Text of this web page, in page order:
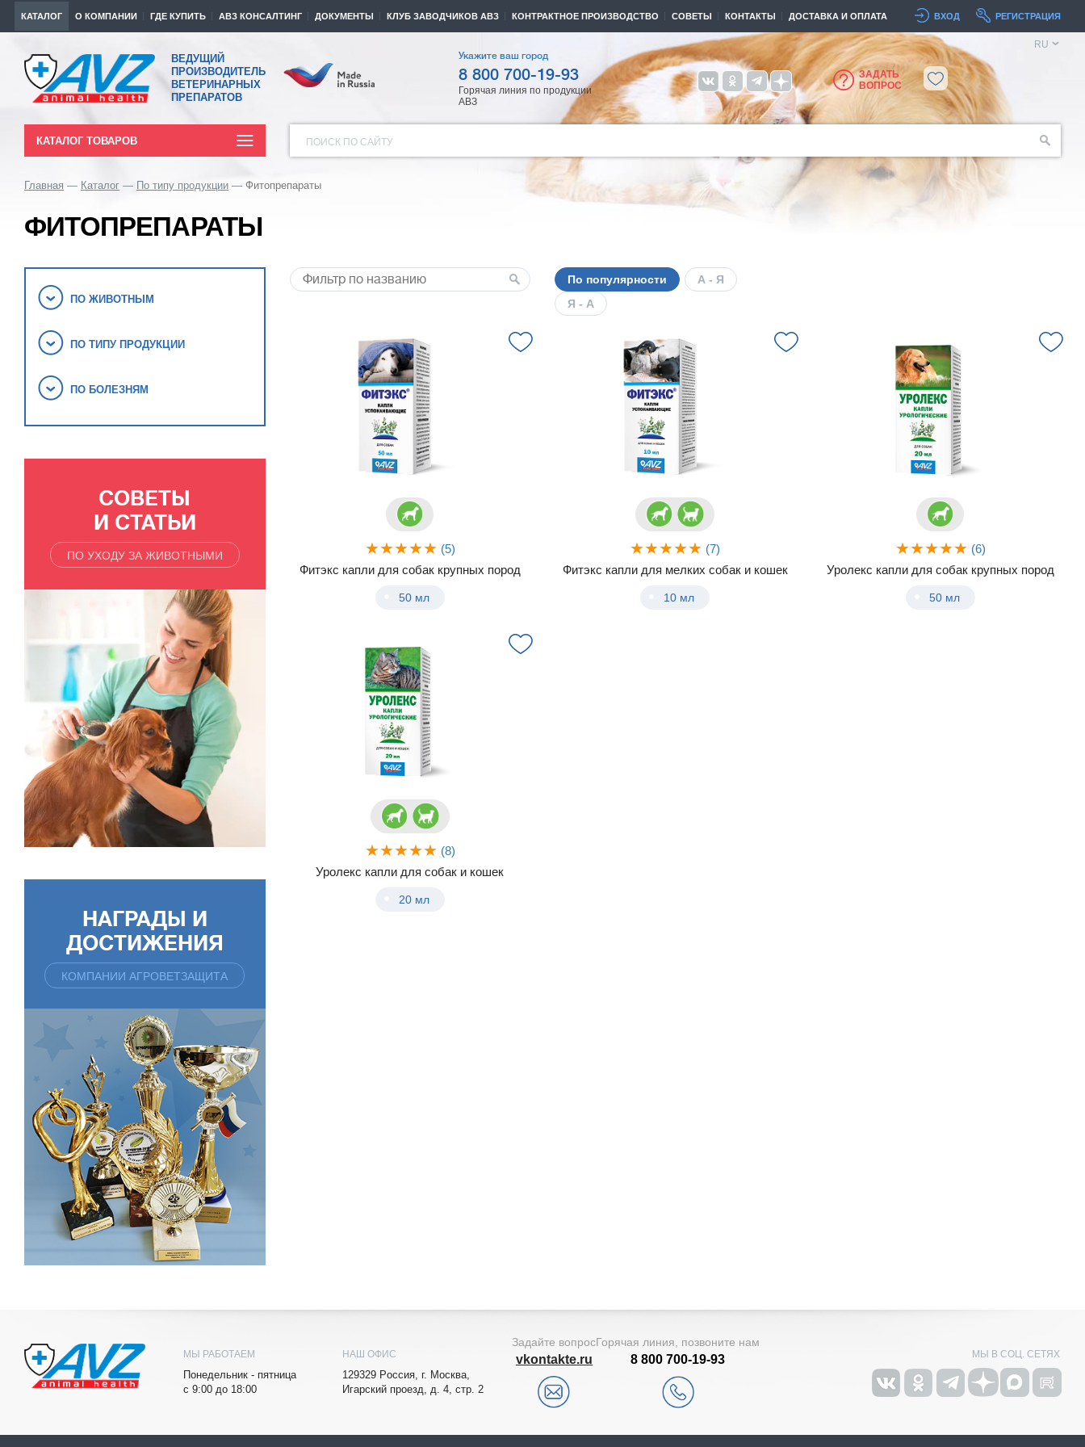
КАТАЛОГ О КОМПАНИИ ГДЕ КУПИТЬ АВЗ КОНСАЛТИНГ ДОКУМЕНТЫ КЛУБ ЗАВОДЧИКОВ АВЗ КОНТРАКТНОЕ ПРОИЗВОДСТВО СОВЕТЫ КОНТАКТЫ ДОСТАВКА И ОПЛАТА ВХОД РЕГИСТРАЦИЯ
ВЕДУЩИЙ
ПРОИЗВОДИТЕЛЬ
ВЕТЕРИНАРНЫХ
ПРЕПАРАТОВ
Укажите ваш город
8 800 700-19-93
Горячая линия по продукции
АВЗ
ЗАДАТЬ
ВОПРОС
RU
КАТАЛОГ ТОВАРОВ ПОИСК ПО САЙТУ
Главная Каталог По типу продукции Фитопрепараты
ФИТОПРЕПАРАТЫ
ПО ЖИВОТНЫМ
ПО ТИПУ ПРОДУКЦИИ
ПО БОЛЕЗНЯМ
СОВЕТЫ
И СТАТЬИ
ПО УХОДУ ЗА ЖИВОТНЫМИ
НАГРАДЫ И
ДОСТИЖЕНИЯ
КОМПАНИИ АГРОВЕТЗАЩИТА
По популярности
А - Я
Я - А
(5)
Фитэкс капли для собак крупных пород
50 мл
(7)
Фитэкс капли для мелких собак и кошек
10 мл
(6)
Уролекс капли для собак крупных пород
50 мл
(8)
Уролекс капли для собак и кошек
20 мл
МЫ РАБОТАЕМ
Понедельник - пятница
с 9:00 до 18:00
НАШ ОФИС
129329 Рoccия, г. Мocквa,
Игарский проезд, д. 4, стр. 2
Задайте вопрос
vkontakte.ru
Горячая линия, позвоните нам
8 800 700-19-93 МЫ В СОЦ. СЕТЯХ